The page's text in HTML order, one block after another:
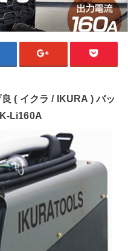
( イクラ / IKURA ) バッ
Li160A